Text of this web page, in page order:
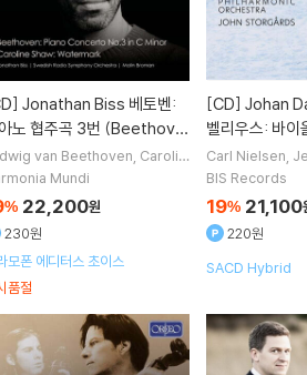
노 협주곡 3번 (Beethove
Concerto No.3)
van Beethoven Carolin
작곡 Jonathan Biss
Mundi
% 22,200원
230원
모폰 에디터스 초이스
품절
[CD]
벨리우스: 바이
한 달레네
Concerto
Violin
Carl Nielsen
Johan Dalene
BIS Records
19% 21,100
220원
SACD Hybrid